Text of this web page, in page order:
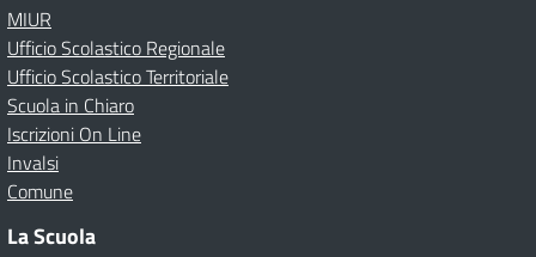
MIUR
Ufficio Scolastico Regionale
Ufficio Scolastico Territoriale
Scuola in Chiaro
Iscrizioni On Line
Invalsi
Comune
La Scuola